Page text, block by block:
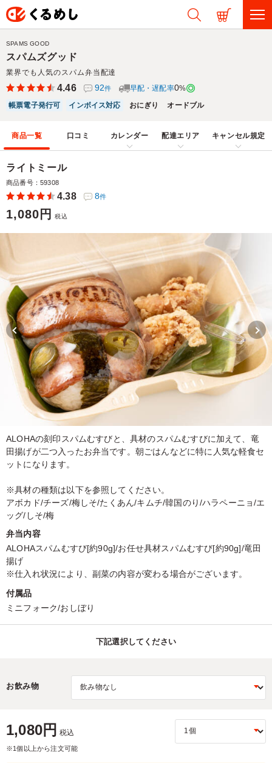
スパムズグッド
業界でも人気のスパム弁当配達
SPAMS GOOD
4.46 92件 早配・遅配率0%
帳票電子発行可
インボイス対応 おにぎり オードブル
商品一覧 口コミ カレンダー 配達エリア キャンセル規定
ライトミール
商品番号：59308
4.38 8件
1,080円 税込
ALOHAの刻印スパムむすびと、具材のスパムむすびに加えて、竜
田揚げが二つ入ったお弁当です。朝ごはんなどに特に人気な軽食セ
ットになります。
※具材の種類は以下を参照してください。
アボカド/チーズ/梅しそ/たくあん/キムチ/韓国のり/ハラペーニョ/エ
ッグ/しそ/梅
弁当内容
ALOHAスパムむすび[約90g]/お任せ具材スパムむすび[約90g]/竜田
揚げ
※仕入れ状況により、副菜の内容が変わる場合がございます。
付属品
ミニフォーク/おしぼり
下記選択してください
お飲み物
1,080円 税込
※1個以上から注文可能